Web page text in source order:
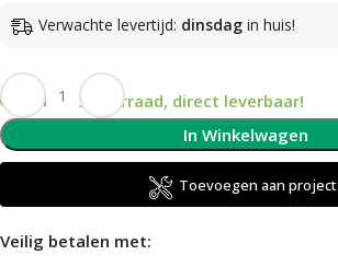
Verwachte levertijd: dinsdag in huis!
Op voorraad, direct leverbaar!
In Winkelwagen
Toevoegen aan project
Veilig betalen met: